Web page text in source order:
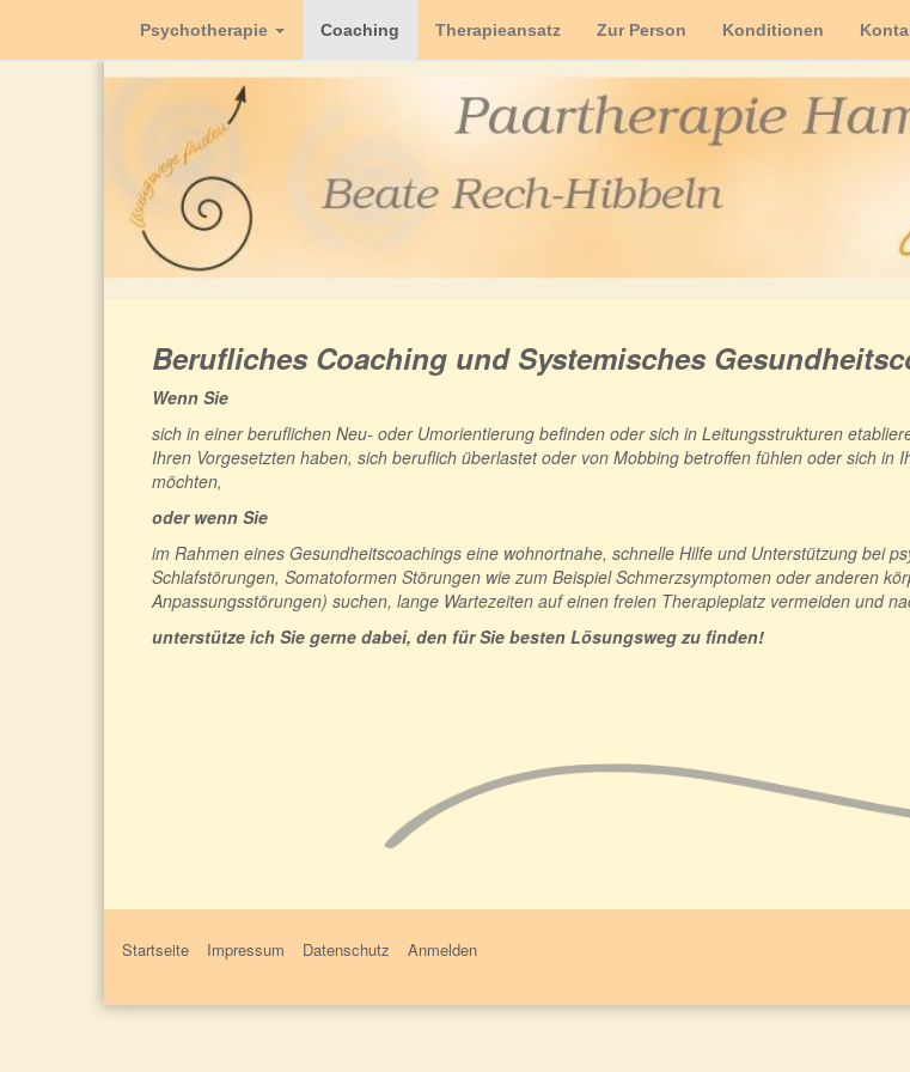
Psychotherapie Coaching Therapieansatz Zur Person Konditionen
Berufliches Coaching und Systemisches
Wenn Sie
sich in einer beruflichen Neu- oder Umorientierung befinden oder sich in Leitungsstrukturen
Ihren Vorgesetzten haben, sich beruflich überlastet oder von Mobbing betroffen fühlen oder sich
möchten,
oder wenn Sie
im Rahmen eines Gesundheitscoachings eine wohnortnahe, schnelle Hilfe und Unterstützung bei
Schlafstörungen, Somatoformen Störungen wie zum Beispiel Schmerzsymptomen oder anderen
Anpassungsstörungen) suchen, lange Wartezeiten auf einen freien Therapieplatz vermeiden und
unterstütze ich Sie gerne dabei, den für Sie besten Lösungsweg zu finden!
Startseite Impressum Datenschutz Anmelden